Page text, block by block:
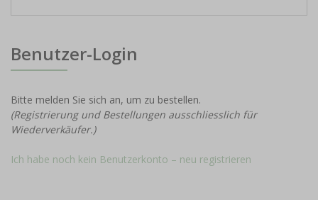
Benutzer-Login
Bitte melden Sie sich an, um zu bestellen.
(Registrierung und Bestellungen ausschliesslich für
Wiederverkäufer.)
Ich habe noch kein Benutzerkonto – neu registrieren